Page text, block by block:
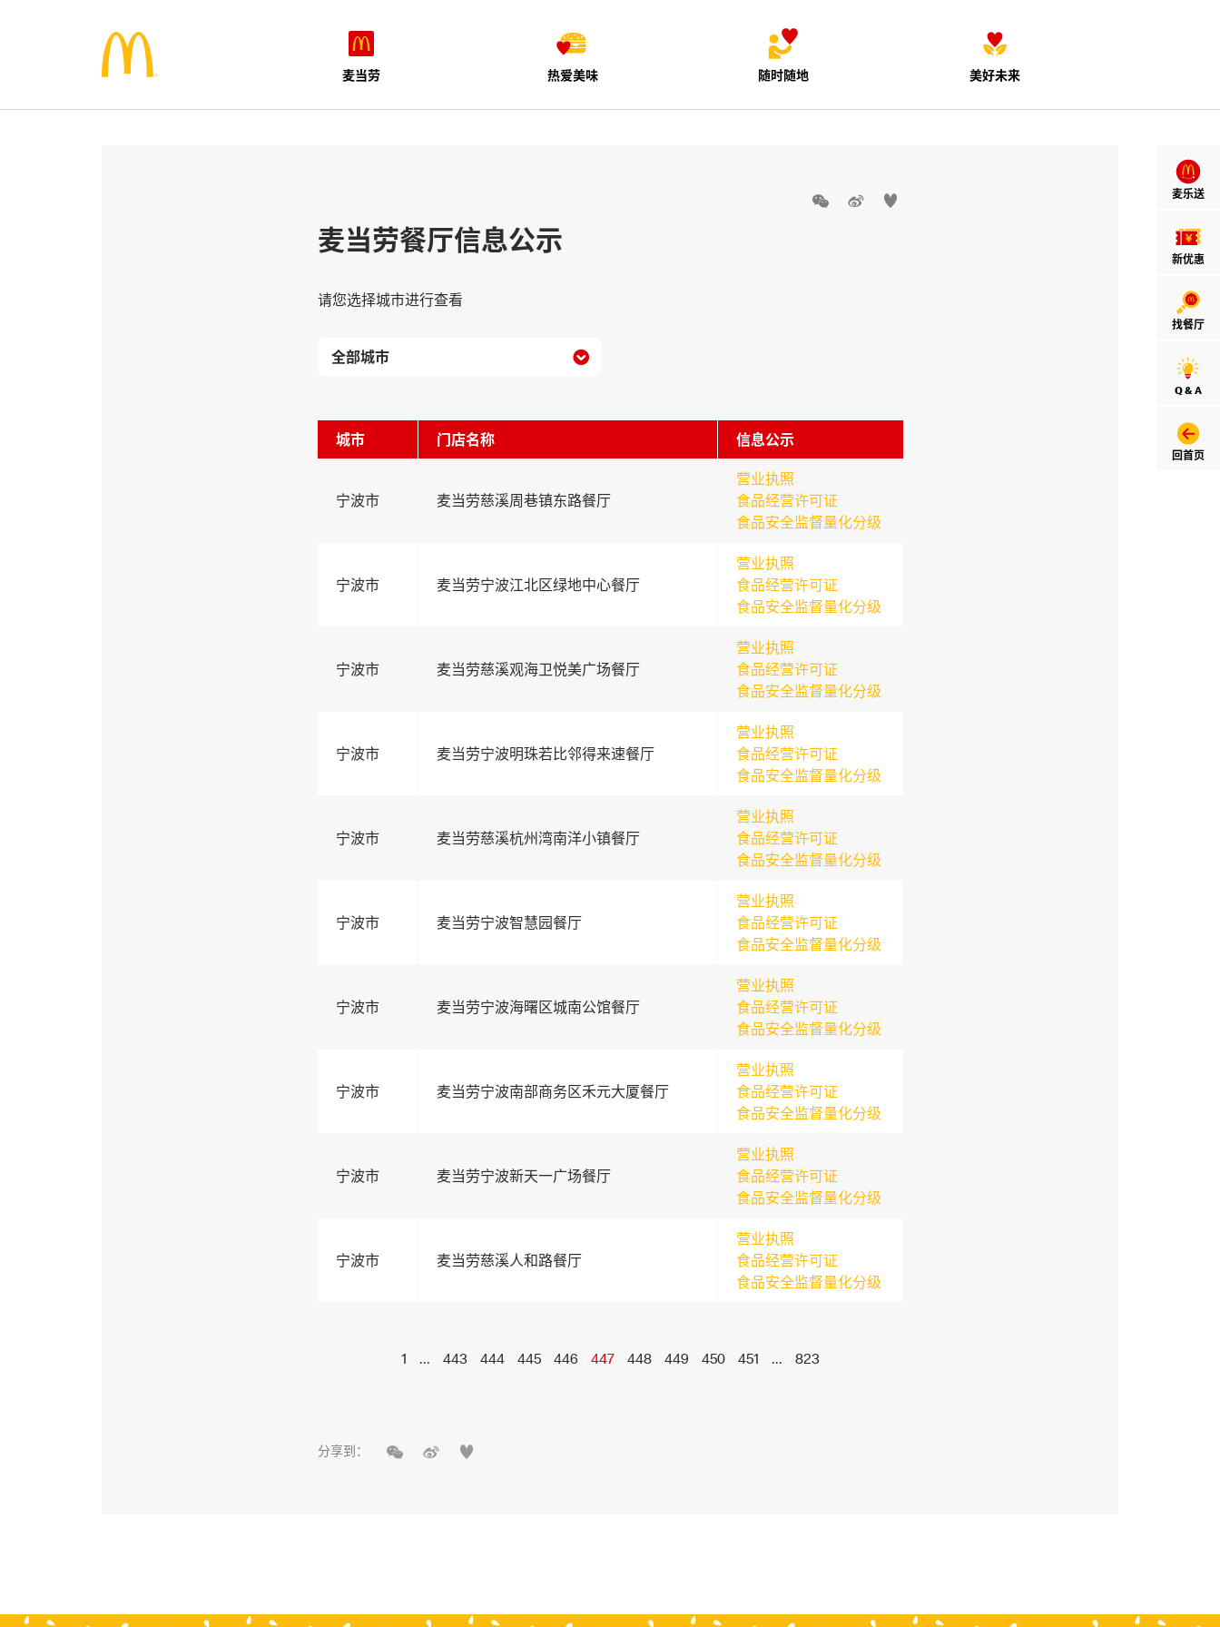
麦当劳 热爱美味 随时随地 美好未来
麦乐送
新优惠
找餐厅
Q & A
回首页
  
麦当劳餐厅信息公示
请您选择城市进行查看

城市 门店名称 信息公示
宁波市 麦当劳慈溪周巷镇东路餐厅
营业执照
食品经营许可证
食品安全监督量化分级
宁波市 麦当劳宁波江北区绿地中心餐厅
营业执照
食品经营许可证
食品安全监督量化分级
宁波市 麦当劳慈溪观海卫悦美广场餐厅
营业执照
食品经营许可证
食品安全监督量化分级
宁波市 麦当劳宁波明珠若比邻得来速餐厅
营业执照
食品经营许可证
食品安全监督量化分级
宁波市 麦当劳慈溪杭州湾南洋小镇餐厅
营业执照
食品经营许可证
食品安全监督量化分级
宁波市 麦当劳宁波智慧园餐厅
营业执照
食品经营许可证
食品安全监督量化分级
宁波市 麦当劳宁波海曙区城南公馆餐厅
营业执照
食品经营许可证
食品安全监督量化分级
宁波市 麦当劳宁波南部商务区禾元大厦餐厅
营业执照
食品经营许可证
食品安全监督量化分级
宁波市 麦当劳宁波新天一广场餐厅
营业执照
食品经营许可证
食品安全监督量化分级
宁波市 麦当劳慈溪人和路餐厅
营业执照
食品经营许可证
食品安全监督量化分级
1 ... 443 444 445 446 447 448 449 450 451 ... 823
分享到：   